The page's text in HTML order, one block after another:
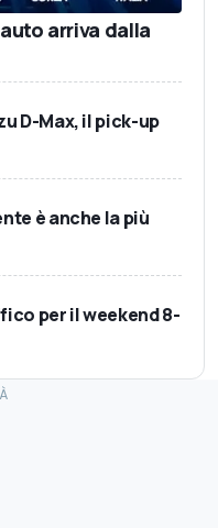
arriva dalla
D-Max, il pick-up
è anche la più
per il weekend 8-